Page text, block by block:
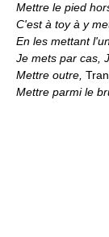
Mettre le pied
C'est à toy à y
En les mettant
Je mets par cas,
Mettre outre,
Mettre parmi le